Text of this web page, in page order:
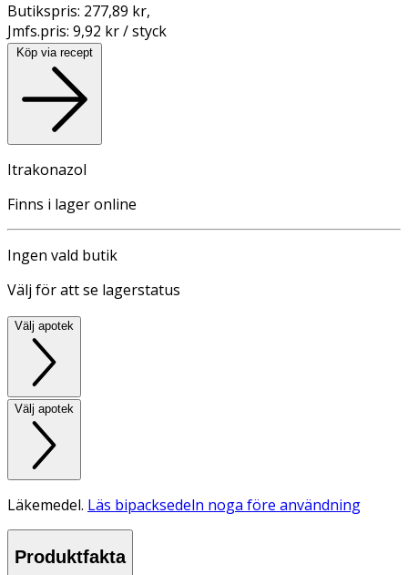
Butikspris: 277,89 kr,
Jmfs.pris: 9,92 kr / styck
Köp via recept
Itrakonazol
Finns i lager online
Ingen vald butik
Välj för att se lagerstatus
Välj apotek
Välj apotek
Läkemedel. Läs bipacksedeln noga före användning
Produktfakta